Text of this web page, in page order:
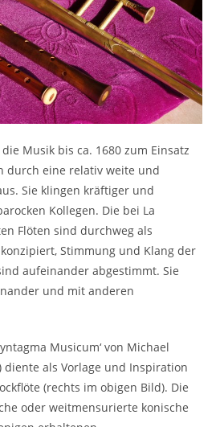
Musik bis ca. 1680 zum Einsatz
durch eine relativ weite und
Sie klingen kräftiger und
Kollegen. Die bei La
Flöten sind durchweg als
Stimmung und Klang der
aufeinander abgestimmt. Sie
und mit anderen
Musicum‘ von Michael
diente als Vorlage und Inspiration
(rechts im obigen Bild). Die
oder weitmensurierte konische